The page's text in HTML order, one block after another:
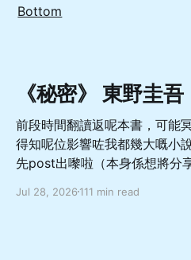
Bottom
《秘密》 東野圭吾
前段時間翻讀返呢本書，可能
得知呢位影響咗我都幾大嘅小
先post出嚟啦（本身係想將分
善良溫柔而又軟弱怕事嘅非典
Jul 28, 2026 111 min read